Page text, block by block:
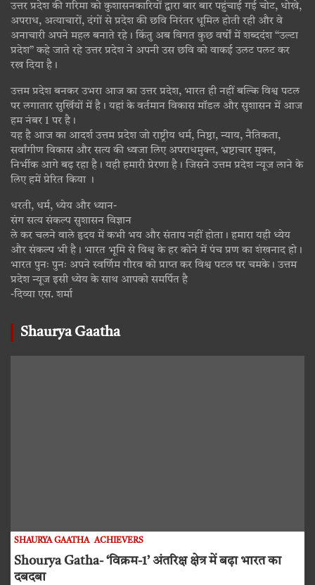
उत्तर प्रदेश की गरिमा को कुशासनकारियों द्वारा बार बार पहुंचाई गई चोट, धोखे,
अपराध, अत्याचारों, दंगों से प्रदेश की छवि निरंतर धूमिल होती रही और वे
अनाचारी अपने महल बनाते रहे। किंतु अब विगत कुछ वर्षों में शब्ददंश “उल्टा
प्रदेश” कहे जाते रहे उत्तर प्रदेश ने अपनी उस छवि को वाकई उलट पलट कर
रख दिया है।
उत्तम प्रदेश बनकर उभरा आज का उत्तर प्रदेश, भारत ही नहीं बल्कि विश्व पटल
पर लगातार सुर्खियों में है। यहां के वर्तमान विकास मॉडल और सुशासन में आज
हम नंबर 1 पर है।
यह है आज का आदर्श उत्तम प्रदेश जो राष्ट्रीय धर्म, निष्ठा, न्याय, नैतिकता,
सर्वांगीण विकास और सत्य की ध्वजा लिए अपराधमुक्त, भ्रष्टाचार मुक्त,
निर्भीक आगे बढ़ रहा है। यही हमारी प्रेरणा है। जिसने उत्तम प्रदेश न्यूज लाने के
लिए हमें प्रेरित किया ।
धरती, धर्म, ध्येय और ध्यान-
संग सत्य संकल्प सुशासन विज्ञान
ले कर चलने वाले हृदय में कभी भय और संताप नहीं होता। हमारा यही ध्येय
और संकल्प भी है। भारत भूमि से विश्व के हर कोने में पंच प्रण का शंखनाद हो।
भारत पुनः पुनः अपने स्वर्णिम गौरव को प्राप्त कर विश्व पटल पर चमके। उत्तम
प्रदेश न्यूज इसी ध्येय के साथ आपको समर्पित है
-दिव्या एस. शर्मा
Shaurya Gaatha
SHAURYA GAATHA ACHIEVERS
Shourya Gatha- ‘विक्रम-1’ अंतरिक्ष क्षेत्र में बढ़ा भारत का
दबदबा